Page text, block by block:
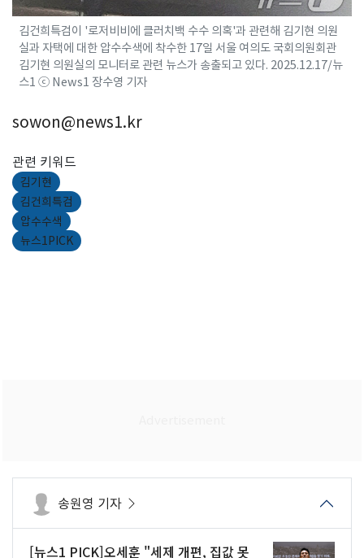
김건희특검이 '로저비비에 클러치백 수수 의혹'과 관련해 김기현 의원
실과 자택에 대한 압수수색에 착수한 17일 서울 여의도 국회의원회관
김기현 의원실의 모니터로 관련 뉴스가 송출되고 있다. 2025.12.17/뉴
스1 ⓒ News1 장수영 기자
sowon@news1.kr
관련 키워드
김기현
김건희특검
압수수색
뉴스1PICK
송원영 기자
[뉴스1 PICK]오세훈 "세제 개편, 집값 못